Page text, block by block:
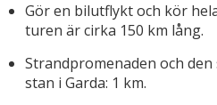
Gör en bilutflykt och kör
turen är cirka 150 km lång.
Strandpromenaden och
stan i Garda: 1 km.